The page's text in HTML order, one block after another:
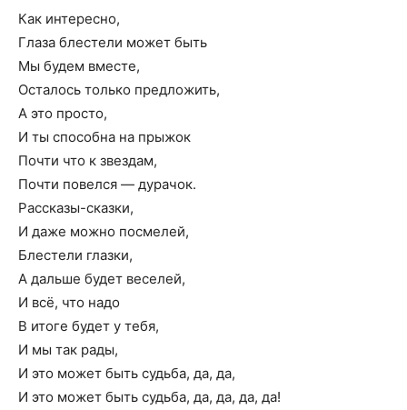
Как интересно,
Глаза блестели может быть
Мы будем вместе,
Осталось только предложить,
А это просто,
И ты способна на прыжок
Почти что к звездам,
Почти повелся — дурачок.
Рассказы-сказки,
И даже можно посмелей,
Блестели глазки,
А дальше будет веселей,
И всё, что надо
В итоге будет у тебя,
И мы так рады,
И это может быть судьба, да, да,
И это может быть судьба, да, да, да, да!